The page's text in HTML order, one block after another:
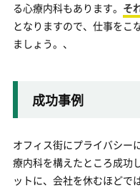
る心療内科もあります。 そ
となりますので、仕事をこ
ましょう。、
成功事例
オフィス街にプライバシー
療内科を構えたところ成功
ットに、会社を休むほどで